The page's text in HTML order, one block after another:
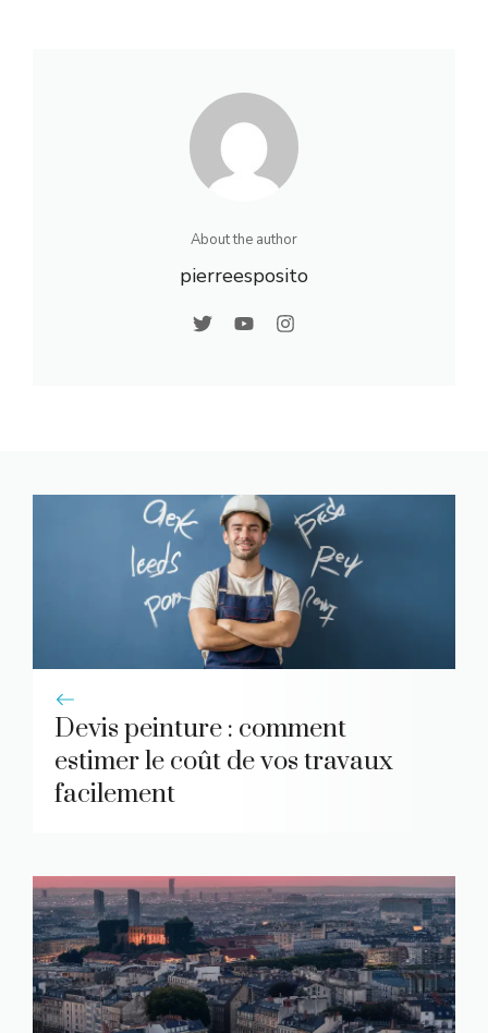
Conseils
About the author
pierreesposito
Devis peinture : comment
estimer le coût de vos travaux
facilement